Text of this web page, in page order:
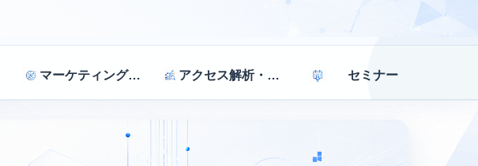
マーケティング戦略 アクセス解析・効果測定 セミナー